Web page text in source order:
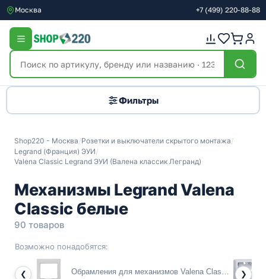
Москва +7 (499) 220-88-88
Фильтры
Shop220 - Москва/Розетки и выключатели скрытого монтажа/
Legrand (Франция) ЭУИ/
Valena Classic Legrand ЭУИ (Валена классик Легранд)
Механизмы Legrand Valena
Classic белые
90 товаров
Возможно понадобятся:
❮ Обрамления для механизмов Valena Classic ❯